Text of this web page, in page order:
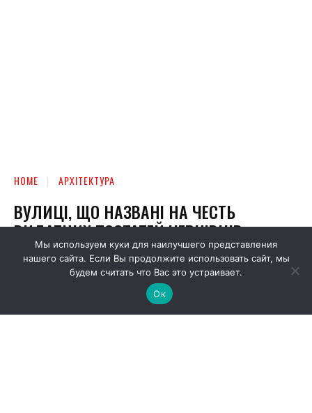
Мы используем куки для наилучшего представления
нашего сайта. Если Вы продолжите использовать сайт, мы
будем считать что Вас это устраивает.
Ок